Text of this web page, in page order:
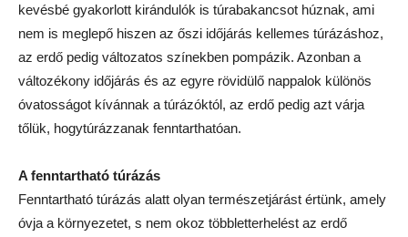
kevésbé gyakorlott kirándulók is túrabakancsot húznak, ami
nem is meglepő hiszen az őszi időjárás kellemes túrázáshoz,
az erdő pedig változatos színekben pompázik. Azonban a
változékony időjárás és az egyre rövidülő nappalok különös
óvatosságot kívánnak a túrázóktól, az erdő pedig azt várja
tőlük, hogytúrázzanak fenntarthatóan.
A fenntartható túrázás
Fenntartható túrázás alatt olyan természetjárást értünk, amely
óvja a környezetet, s nem okoz többletterhelést az erdő